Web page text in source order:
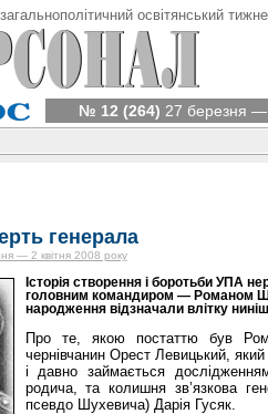
освітянський
№ 12 (264) 27 березня —
генерала
— 2 квітня 2008 року
Історія створення і боротьби УПА
головним командиром — Романом
народження відзначали влітку
Про те, якою постаттю був
чернівчанин Орест Левицький,
і давно займається
родича, та колишня зв’язкова
псевдо Шухевича) Дарія Гусяк.